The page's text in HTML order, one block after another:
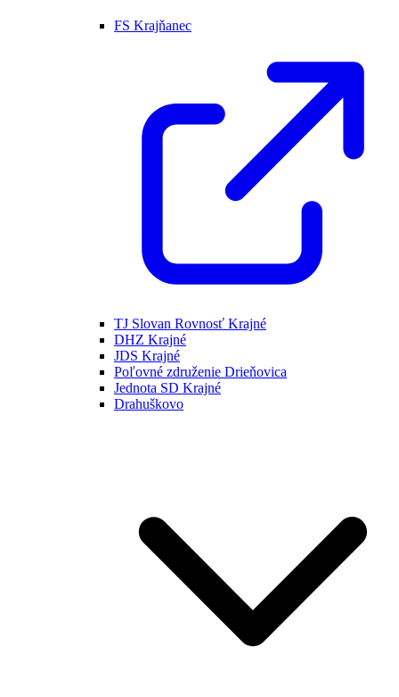
FS Krajňanec
TJ Slovan Rovnosť Krajné
DHZ Krajné
JDS Krajné
Poľovné združenie Drieňovica
Jednota SD Krajné
Drahuškovo